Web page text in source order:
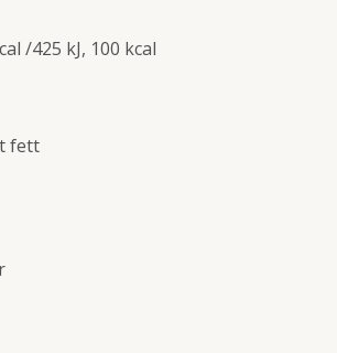
/425 kJ, 100 kcal
fett